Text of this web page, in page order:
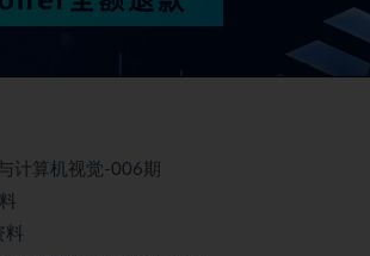
计算机视觉-006期
料